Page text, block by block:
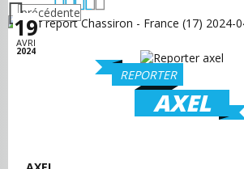
19
AVRI
2024
précédente
REPORTER
AXEL